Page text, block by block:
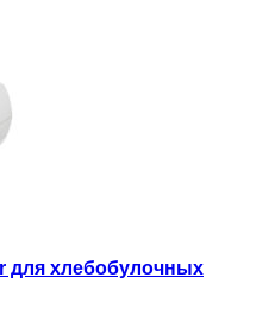
для хлебобулочных